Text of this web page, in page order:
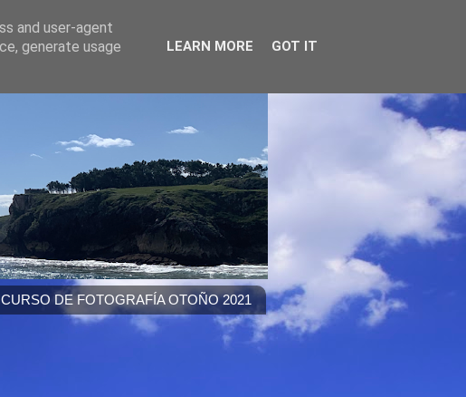
DE FOTOGRAFÍA OTOÑO 2021
and user-agent
generate usage
LEARN MORE GOT IT